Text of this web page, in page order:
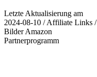
Letzte Aktualisierung am
2024-08-10 / Affiliate Links /
Bilder Amazon
Partnerprogramm